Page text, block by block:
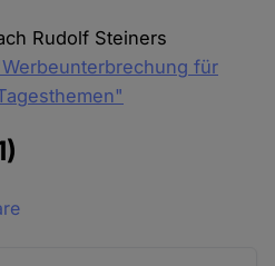
Rudolf Steiners
für